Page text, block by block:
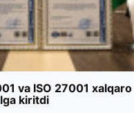
va ISO 27001 xalqaro
kiritdi